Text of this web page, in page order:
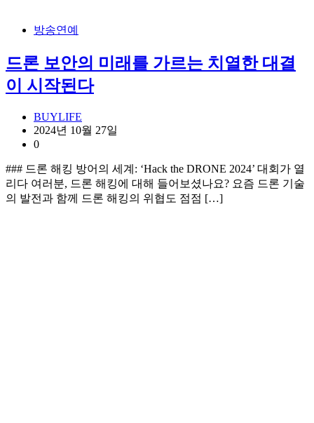
방송연예
드론 보안의 미래를 가르는 치열한 대결
이 시작된다
BUYLIFE
2024년 10월 27일
0
### 드론 해킹 방어의 세계: ‘Hack the DRONE 2024’ 대회가 열
리다 여러분, 드론 해킹에 대해 들어보셨나요? 요즘 드론 기술
의 발전과 함께 드론 해킹의 위협도 점점 […]